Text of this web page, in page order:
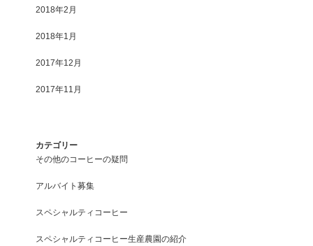
2018年2月
2018年1月
2017年12月
2017年11月
カテゴリー
その他のコーヒーの疑問
アルバイト募集
スペシャルティコーヒー
スペシャルティコーヒー生産農園の紹介